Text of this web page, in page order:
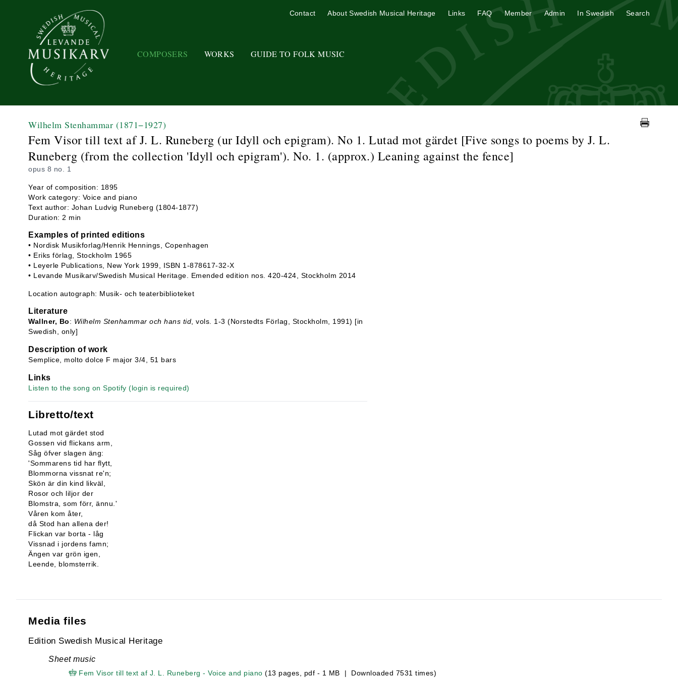
COMPOSERS WORKS GUIDE TO FOLK MUSIC
Contact About Swedish Musical Heritage Links FAQ Member Admin In Swedish Search
Wilhelm Stenhammar (1871−1927)
Fem Visor till text af J. L. Runeberg (ur Idyll och epigram). No 1. Lutad mot gärdet [Five songs to poems by J. L.
Runeberg (from the collection 'Idyll och epigram'). No. 1. (approx.) Leaning against the fence]
opus 8 no. 1
Year of composition: 1895
Work category: Voice and piano
Text author: Johan Ludvig Runeberg (1804-1877)
Duration: 2 min
Examples of printed editions
• Nordisk Musikforlag/Henrik Hennings, Copenhagen
• Eriks förlag, Stockholm 1965
• Leyerle Publications, New York 1999, ISBN 1-878617-32-X
• Levande Musikarv/Swedish Musical Heritage. Emended edition nos. 420-424, Stockholm 2014
Location autograph: Musik- och teaterbiblioteket
Literature
Wallner, Bo: Wilhelm Stenhammar och hans tid , vols. 1-3 (Norstedts Förlag, Stockholm, 1991) [in
Swedish, only]
Description of work
Semplice, molto dolce F major 3/4, 51 bars
Links
Listen to the song on Spotify (login is required)
Libretto/text
Lutad mot gärdet stod
Gossen vid flickans arm,
Såg öfver slagen äng:
'Sommarens tid har flytt,
Blommorna vissnat re'n;
Skön är din kind likväl,
Rosor och liljor der
Blomstra, som förr, ännu.'
Våren kom åter,
då Stod han allena der!
Flickan var borta - låg
Vissnad i jordens famn;
Ängen var grön igen,
Leende, blomsterrik.
Media files
Edition Swedish Musical Heritage
Sheet music
Fem Visor till text af J. L. Runeberg - Voice and piano (13 pages, pdf - 1 MB | Downloaded 7531 times)